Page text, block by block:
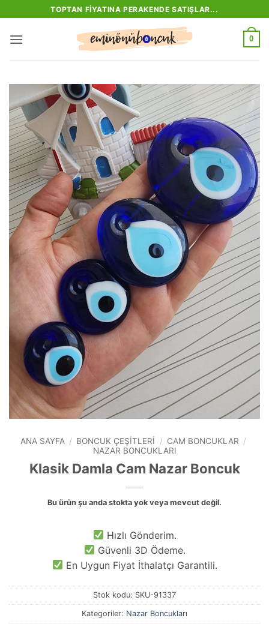
atla
TOPTAN FIYATINA PERAKENDE SATIŞLAR...
0
ANA SAYFA / BONCUK ÇEŞITLERI / CAM BONCUKLAR /
NAZAR BONCUKLARI
Klasik Damla Cam Nazar Boncuk
Bu ürün şu anda stokta yok veya mevcut değil.
Hızlı Gönderim.
Güvenli 3D Ödeme.
En Uygun Fiyat İthalatçı Garantili.
Stok kodu: SKU-91337
Kategoriler: Nazar Boncukları